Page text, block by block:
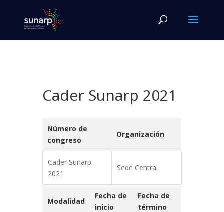
Cader Sunarp 2021
Número de
congreso
Organización
Cader Sunarp
2021
Sede Central
Modalidad
Fecha de
inicio
Fecha de
término